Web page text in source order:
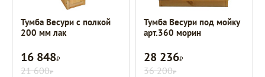
Тумба Весури с полкой
200 мм лак
16 848Р
21 600Р
Тумба Весури под мойку
арт.360 морин
28 236Р
36 200Р